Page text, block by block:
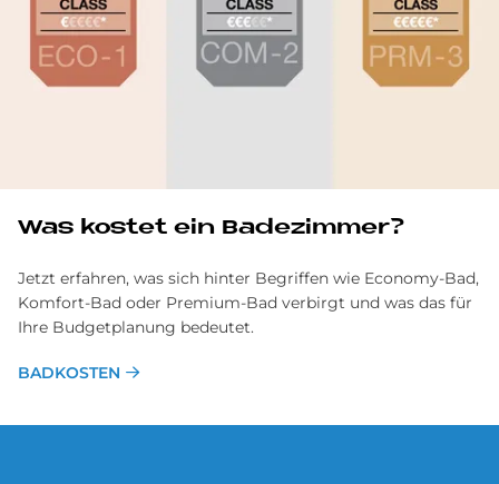
Was ko­stet ein Ba­de­zim­mer?
Jetzt erfahren, was sich hinter Begriffen wie Economy-Bad,
Komfort-Bad oder Premium-Bad verbirgt und was das für
Ihre Budgetplanung bedeutet.
BADKOSTEN